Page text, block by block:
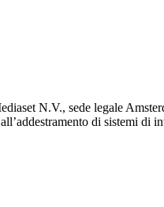
N.V., sede legale
di sistemi di